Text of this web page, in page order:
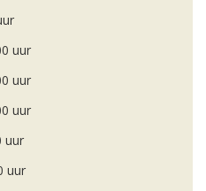
uur
uur
uur
uur
uur